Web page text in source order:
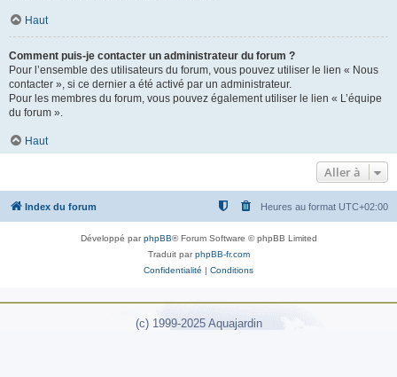
Haut
Comment puis-je contacter un administrateur du forum ?
Pour l’ensemble des utilisateurs du forum, vous pouvez utiliser le lien « Nous
contacter », si ce dernier a été activé par un administrateur.
Pour les membres du forum, vous pouvez également utiliser le lien « L’équipe
du forum ».
Haut
Aller à
Index du forum Heures au format UTC+02:00
Développé parphpBB® Forum Software © phpBB Limited
Traduit parphpBB-fr.com
Confidentialité | Conditions
(c) 1999-2025 Aquajardin